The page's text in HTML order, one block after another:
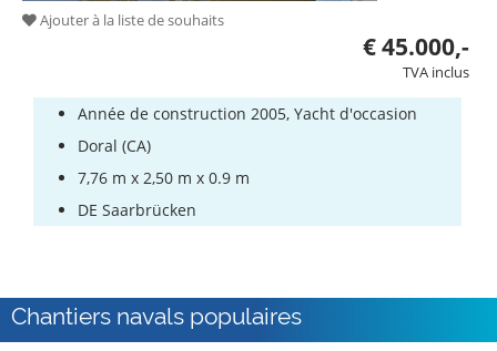
Ajouter à la liste de souhaits
€ 45.000,-
TVA inclus
Année de construction 2005, Yacht d'occasion
Doral (CA)
7,76 m x 2,50 m x 0.9 m
DE Saarbrücken
Chantiers navals populaires